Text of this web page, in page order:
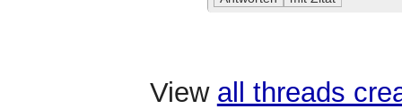
View all threads